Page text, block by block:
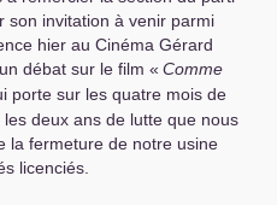
son invitation à venir parmi
hier au Cinéma Gérard
débat sur le film « Comme
porte sur les quatre mois de
deux ans de lutte que nous
la fermeture de notre usine
licenciés.